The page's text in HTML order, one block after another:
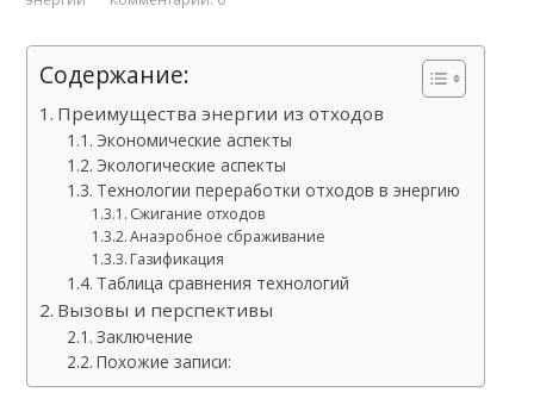
Содержание:
Преимущества энергии из отходов
Экономические аспекты
Экологические аспекты
Технологии переработки отходов в энергию
Сжигание отходов
Анаэробное сбраживание
Газификация
Таблица сравнения технологий
Вызовы и перспективы
Заключение
Похожие записи: